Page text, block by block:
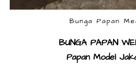
Bunga Papan
BUNGA PAPAN
​Papan Model